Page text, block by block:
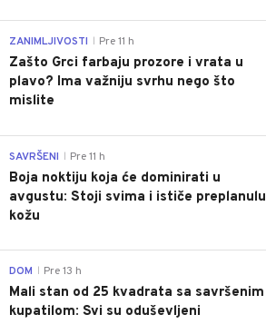
ZANIMLJIVOSTI Pre 11 h
Zašto Grci farbaju prozore i vrata u
plavo? Ima važniju svrhu nego što
mislite
SAVRŠENI Pre 11 h
Boja noktiju koja će dominirati u
avgustu: Stoji svima i ističe preplanulu
kožu
DOM Pre 13 h
Mali stan od 25 kvadrata sa savršenim
kupatilom: Svi su oduševljeni